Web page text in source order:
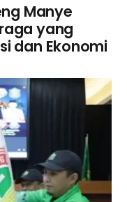
Manye
yang
dan Ekonomi